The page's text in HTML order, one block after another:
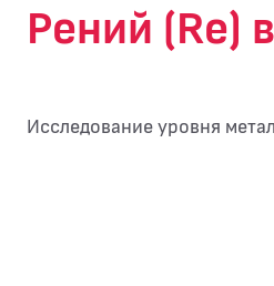
Рений (Re)
Исследование уровня